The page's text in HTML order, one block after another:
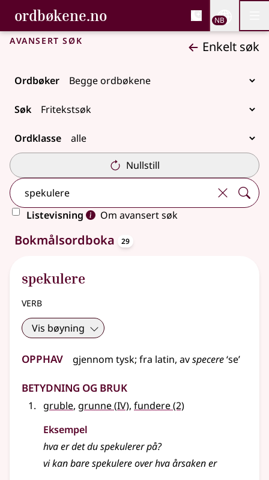
Gå til hovedinnhold
Tilgjengelighet
ordbøkene.no, Bokmålsordboka og
Bokmålsordboka og Nynorskordboka
NB
Avansert søk Enkelt søk
Ordbøker
Søk
Ordklasse
Nullstill
Listevisning
Om avansert søk
55 treff
Bokmålsordboka 29
spekulere
verb
Vis bøyning
Opphav gjennom tysk; fra latin, avspecere‘se’
Betydning og bruk
gruble, grunne(4
IV), fundere(2)
Eksempel
hva er det duspekulererpå?
vi kan bare spekulere over hva årsaken er